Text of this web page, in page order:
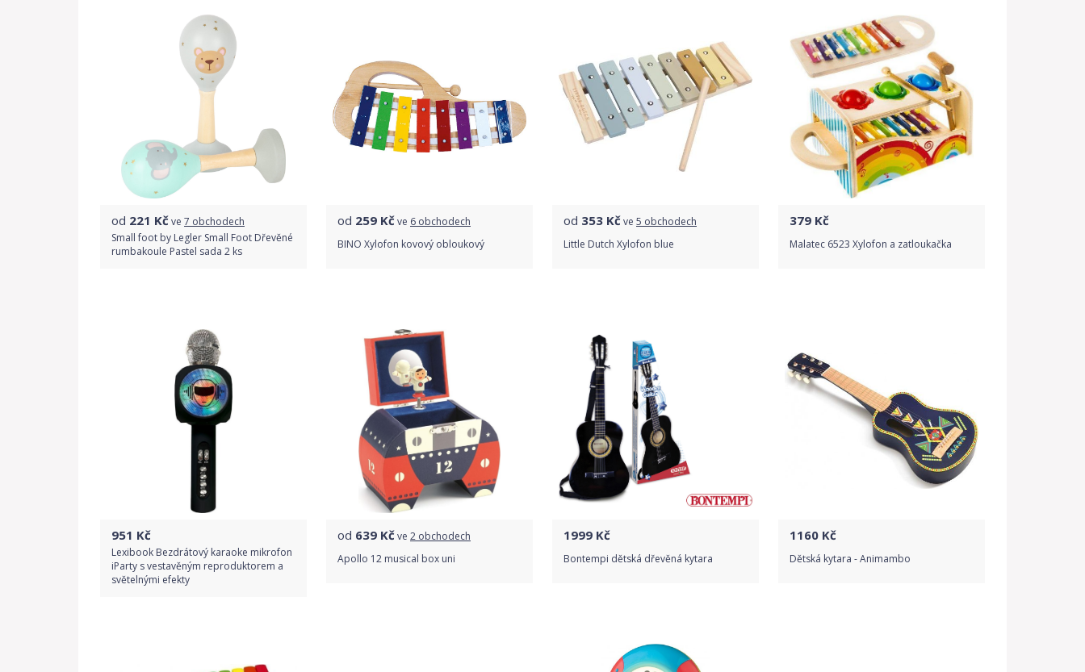
Detail produktu Detail produktu
od 221 Kčve 7 obchodech
Small foot by Legler Small Foot Dřevěné
rumbakoule Pastel sada 2 ks
od 259 Kčve 6 obchodech
BINO Xylofon kovový obloukový
od 353 Kčve 5 obchodech
Little Dutch Xylofon blue
379 Kč
Malatec 6523 Xylofon a zatloukačka
951 Kč
Lexibook Bezdrátový karaoke mikrofon
iParty s vestavěným reproduktorem a
světelnými efekty
Detail produktu
od 639 Kčve 2 obchodech
Apollo 12 musical box uni
1999 Kč
Bontempi dětská dřevěná kytara
Detail produktu
1160 Kč
Dětská kytara - Animambo